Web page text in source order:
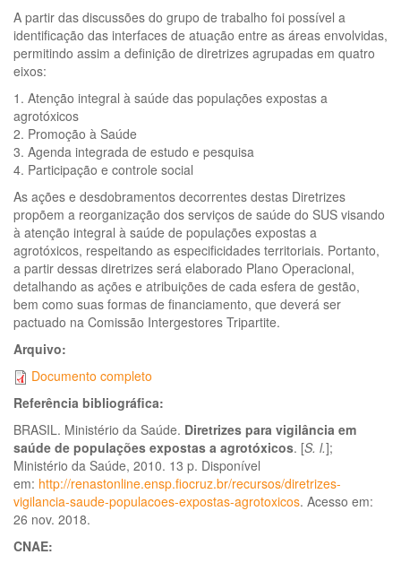
A partir das discussões do grupo de trabalho foi possível a
identificação das interfaces de atuação entre as áreas envolvidas,
permitindo assim a definição de diretrizes agrupadas em quatro
eixos:
1. Atenção integral à saúde das populações expostas a
agrotóxicos
2. Promoção à Saúde
3. Agenda integrada de estudo e pesquisa
4. Participação e controle social
As ações e desdobramentos decorrentes destas Diretrizes
propõem a reorganização dos serviços de saúde do SUS visando
à atenção integral à saúde de populações expostas a
agrotóxicos, respeitando as especificidades territoriais. Portanto,
a partir dessas diretrizes será elaborado Plano Operacional,
detalhando as ações e atribuições de cada esfera de gestão,
bem como suas formas de financiamento, que deverá ser
pactuado na Comissão Intergestores Tripartite.
Arquivo:
Documento completo
Referência bibliográfica:
BRASIL. Ministério da Saúde. Diretrizes para vigilância em
saúde de populações expostas a agrotóxicos. [S. l.];
Ministério da Saúde, 2010. 13 p. Disponível
em: http://renastonline.ensp.fiocruz.br/recursos/diretrizes-
vigilancia-saude-populacoes-expostas-agrotoxicos. Acesso em:
26 nov. 2018.
CNAE: